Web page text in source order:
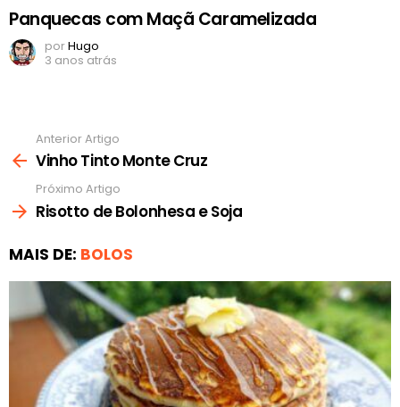
Panquecas com Maçã Caramelizada
porHugo
3 anos atrás
mais
Anterior Artigo
Vinho Tinto Monte Cruz
Próximo Artigo
Risotto de Bolonhesa e Soja
MAIS DE: BOLOS